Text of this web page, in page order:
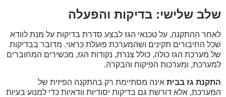
שלב שלישי: בדיקות והפעלה
לאחר ההתקנה, על טכנאי הגז לבצע סדרת בדיקות על מנת לוודא
שכל החיבורים תקינים ושהמערכת פועלת כראוי. מדובר בבדיקות
של מערכת הגז כולה, כולל צנרת, נקודות הגז, מכשירים המחוברים
למערכת, ומערכות הפיקוח והבקרה.
התקנת גז בבית אינה מסתיימת רק בהתקנה הפיזית של
המערכת, אלא דורשת גם בדיקות יסודיות וודאיות כדי למנוע בעיות